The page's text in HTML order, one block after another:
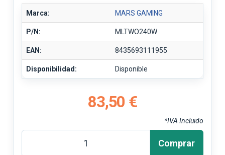
Marca: MARS GAMING
P/N: MLTWO240W
EAN: 8435693111955
Disponibilidad: Disponible
83,50 €
*IVA Incluido
Comprar